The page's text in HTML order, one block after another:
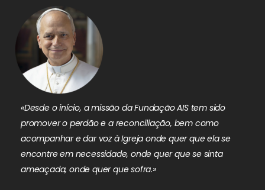
«Desde o início, a missão da Fundação AIS tem sido
promover o perdão e a reconciliação, bem como
acompanhar e dar voz à Igreja onde quer que ela se
encontre em necessidade, onde quer que se sinta
ameaçada, onde quer que sofra.»